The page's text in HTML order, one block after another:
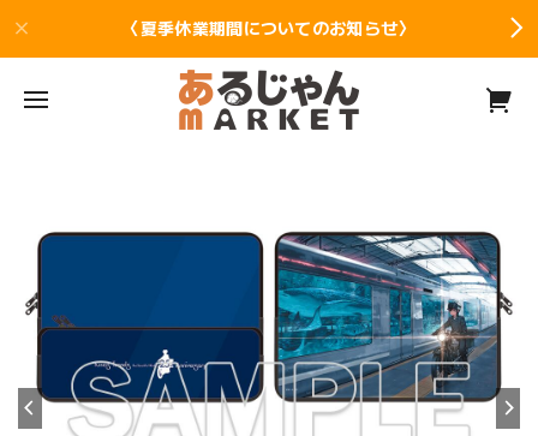
〈夏季休業期間についてのお知らせ〉